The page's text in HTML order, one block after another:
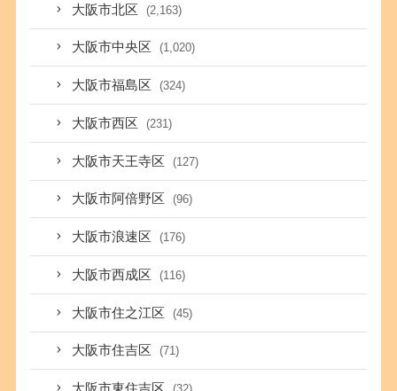
大阪市北区 (2,163)
大阪市中央区 (1,020)
大阪市福島区 (324)
大阪市西区 (231)
大阪市天王寺区 (127)
大阪市阿倍野区 (96)
大阪市浪速区 (176)
大阪市西成区 (116)
大阪市住之江区 (45)
大阪市住吉区 (71)